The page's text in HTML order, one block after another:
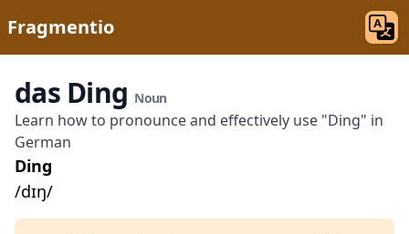
Fragmentio
das Ding Noun
Learn how to pronounce and effectively use "Ding" in
German
Ding
/dɪŋ/